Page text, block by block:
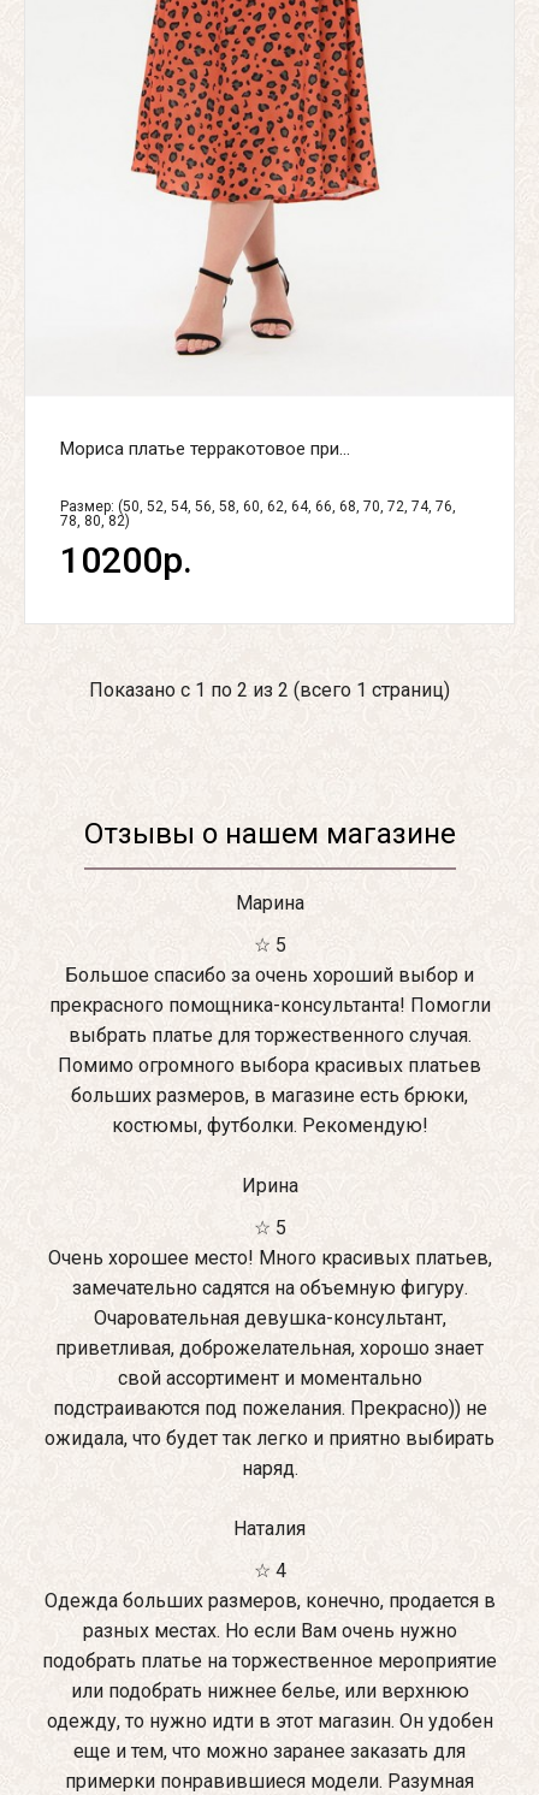
Мориса платье терракотовое при...
Размер: (50, 52, 54, 56, 58, 60, 62, 64, 66, 68, 70, 72, 74, 76,
78, 80, 82)
10200р.
Показано с 1 по 2 из 2 (всего 1 страниц)
Отзывы о нашем магазине
Марина
☆ 5
Большое спасибо за очень хороший выбор и
прекрасного помощника-консультанта! Помогли
выбрать платье для торжественного случая.
Помимо огромного выбора красивых платьев
больших размеров, в магазине есть брюки,
костюмы, футболки. Рекомендую!
Ирина
☆ 5
Очень хорошее место! Много красивых платьев,
замечательно садятся на объемную фигуру.
Очаровательная девушка-консультант,
приветливая, доброжелательная, хорошо знает
свой ассортимент и моментально
подстраиваются под пожелания. Прекрасно)) не
ожидала, что будет так легко и приятно выбирать
наряд.
Наталия
☆ 4
Одежда больших размеров, конечно, продается в
разных местах. Но если Вам очень нужно
подобрать платье на торжественное мероприятие
или подобрать нижнее белье, или верхнюю
одежду, то нужно идти в этот магазин. Он удобен
еще и тем, что можно заранее заказать для
примерки понравившиеся модели. Разумная